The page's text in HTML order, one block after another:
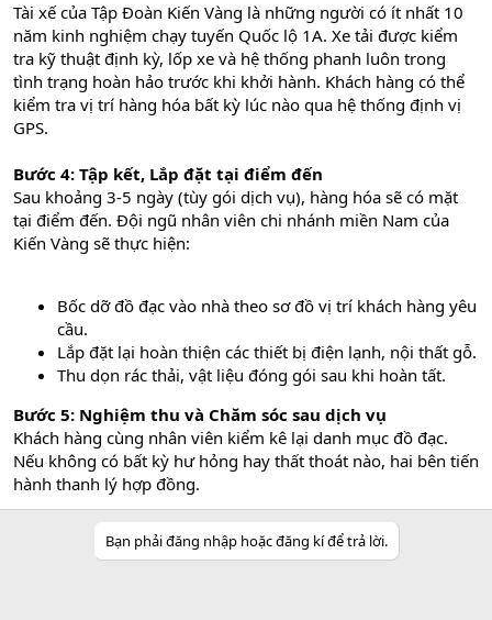
Tài xế của Tập Đoàn Kiến Vàng là những người có ít nhất 10
năm kinh nghiệm chạy tuyến Quốc lộ 1A. Xe tải được kiểm
tra kỹ thuật định kỳ, lốp xe và hệ thống phanh luôn trong
tình trạng hoàn hảo trước khi khởi hành. Khách hàng có thể
kiểm tra vị trí hàng hóa bất kỳ lúc nào qua hệ thống định vị
GPS.
Bước 4: Tập kết, Lắp đặt tại điểm đến
Sau khoảng 3-5 ngày (tùy gói dịch vụ), hàng hóa sẽ có mặt
tại điểm đến. Đội ngũ nhân viên chi nhánh miền Nam của
Kiến Vàng sẽ thực hiện:
Bốc dỡ đồ đạc vào nhà theo sơ đồ vị trí khách hàng yêu
cầu.
Lắp đặt lại hoàn thiện các thiết bị điện lạnh, nội thất gỗ.
Thu dọn rác thải, vật liệu đóng gói sau khi hoàn tất.
Bước 5: Nghiệm thu và Chăm sóc sau dịch vụ
Khách hàng cùng nhân viên kiểm kê lại danh mục đồ đạc.
Nếu không có bất kỳ hư hỏng hay thất thoát nào, hai bên tiến
hành thanh lý hợp đồng.
Bạn phải đăng nhập hoặc đăng kí để trả lời.